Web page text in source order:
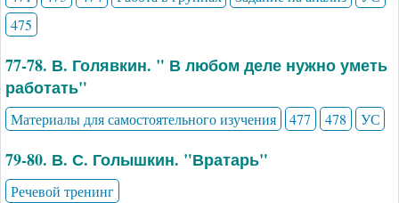
475
77-78. В. Голявкин. " В любом деле нужно уметь
работать"
Материалы для самостоятельного изучения 477 478 УС
79-80. В. С. Голышкин. "Вратарь"
Речевой тренинг